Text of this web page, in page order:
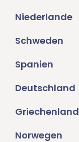
Niederlande
Schweden
Spanien
Deutschland
Griechenland
Norwegen